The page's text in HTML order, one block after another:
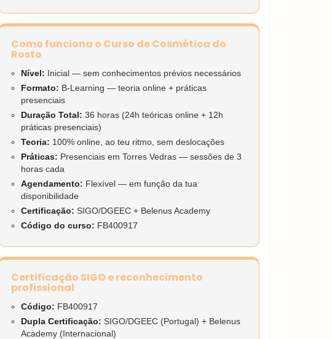
Como funciona o Curso de Cosmética do
Rosto
Nível: Inicial — sem conhecimentos prévios necessários
Formato: B-Learning — teoria online + práticas
presenciais
Duração Total: 36 horas (24h teóricas online + 12h
práticas presenciais)
Teoria: 100% online, ao teu ritmo, sem deslocações
Práticas: Presenciais em Torres Vedras — sessões de 3
horas cada
Agendamento: Flexível — em função da tua
disponibilidade
Certificação: SIGO/DGEEC + Belenus Academy
Código do curso: FB400917
Certificação SIGO e reconhecimento
profissional
Código: FB400917
Dupla Certificação: SIGO/DGEEC (Portugal) + Belenus
Academy (Internacional)